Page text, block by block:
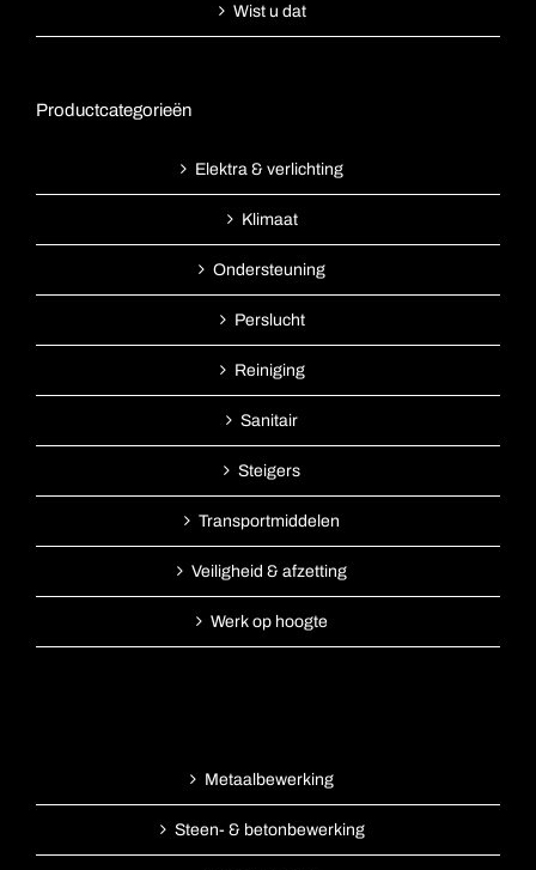
Wist u dat
Productcategorieën
Elektra & verlichting
Klimaat
Ondersteuning
Perslucht
Reiniging
Sanitair
Steigers
Transportmiddelen
Veiligheid & afzetting
Werk op hoogte
Metaalbewerking
Steen- & betonbewerking